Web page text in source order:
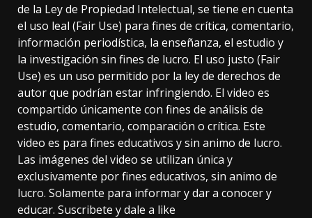
de la Ley de Propiedad Intelectual, se tiene en cuenta
el uso leal (Fair Use) para fines de crítica, comentario,
información periodística, la enseñanza, el estudio y
la investigación sin fines de lucro. El uso justo (Fair
Use) es un uso permitido por la ley de derechos de
autor que podrían estar infringiendo. El video es
compartido únicamente con fines de análisis de
estudio, comentario, comparación o crítica. Este
video es para fines educativos y sin animo de lucro.
Las imágenes del video se utilizan única y
exclusivamente por fines educativos, sin animo de
lucro. Solamente para informar y dar a conocer y
educar. Suscribete y dale a like